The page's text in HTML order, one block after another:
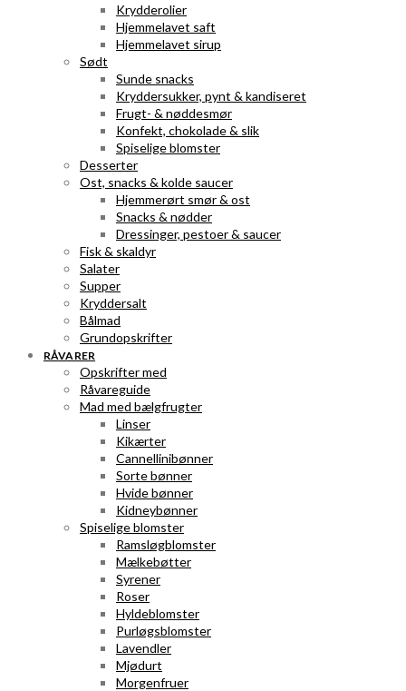
Krydderolier
Hjemmelavet saft
Hjemmelavet sirup
Sødt
Sunde snacks
Kryddersukker, pynt & kandiseret
Frugt- & nøddesmør
Konfekt, chokolade & slik
Spiselige blomster
Desserter
Ost, snacks & kolde saucer
Hjemmerørt smør & ost
Snacks & nødder
Dressinger, pestoer & saucer
Fisk & skaldyr
Salater
Supper
Kryddersalt
Bålmad
Grundopskrifter
RÅVARER
Opskrifter med
Råvareguide
Mad med bælgfrugter
Linser
Kikærter
Cannellinibønner
Sorte bønner
Hvide bønner
Kidneybønner
Spiselige blomster
Ramsløgblomster
Mælkebøtter
Syrener
Roser
Hyldeblomster
Purløgsblomster
Lavendler
Mjødurt
Morgenfruer